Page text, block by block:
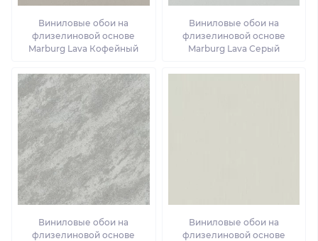
Виниловые обои на
флизелиновой основе
Marburg Lava Кофейный
Виниловые обои на
флизелиновой основе
Marburg Lava Серый
Виниловые обои на
флизелиновой основе
Виниловые обои на
флизелиновой основе